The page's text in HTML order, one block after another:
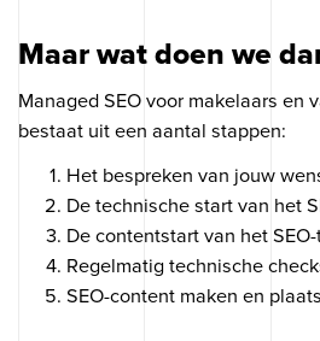
Maar wat doen we
Managed SEO voor makelaars en
bestaat uit een aantal stappen:
Het bespreken van jouw
De technische start van het
De contentstart van het
Regelmatig technische
SEO-content maken en